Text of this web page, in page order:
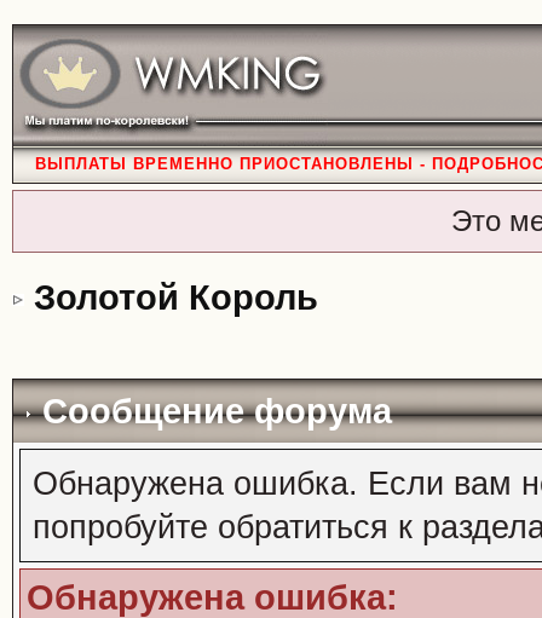
ВЫПЛАТЫ ВРЕМЕННО ПРИОСТАНОВЛЕНЫ -
Это
Золотой Король
Сообщение форума
Обнаружена ошибка. Если вам
попробуйте обратиться к
Обнаружена ошибка: